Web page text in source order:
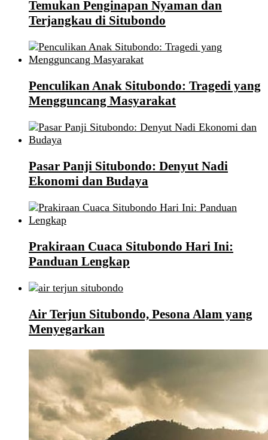
Temukan Penginapan Nyaman dan
Terjangkau di Situbondo
Penculikan Anak Situbondo: Tragedi yang
Mengguncang Masyarakat
Pasar Panji Situbondo: Denyut Nadi
Ekonomi dan Budaya
Prakiraan Cuaca Situbondo Hari Ini:
Panduan Lengkap
Air Terjun Situbondo, Pesona Alam yang
Menyegarkan